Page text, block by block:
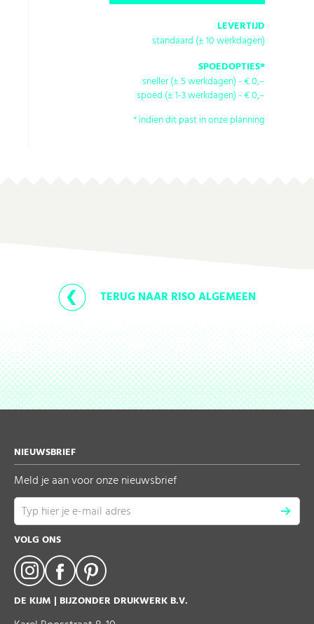
LEVERTIJD
standaard (± 10 werkdagen)
SPOEDOPTIES*
sneller (± 5 werkdagen)- € 0,–
spoed (± 1-3 werkdagen)- € 0,–
* indien dit past in onze planning
TERUG NAAR RISO ALGEMEEN
NIEUWSBRIEF
Meld je aan voor onze nieuwsbrief
VOLG ONS
DE KIJM | BIJZONDER DRUKWERK B.V.